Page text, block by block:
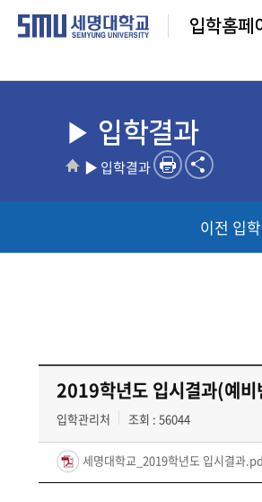
입학홈페
▶ 입학결과
▶ 입학결과
이전 입
2019학년도 입시결과(예비
입학관리처 조회 : 56044
세명대학교_2019학년도 입시결과